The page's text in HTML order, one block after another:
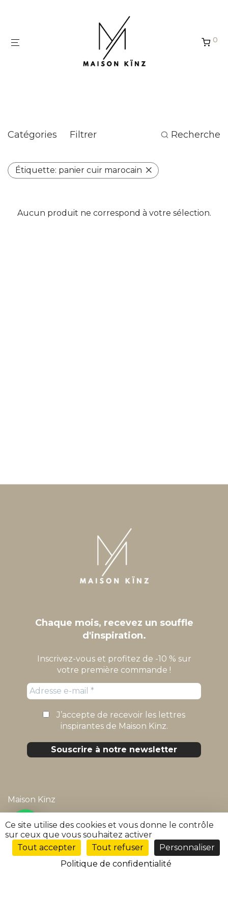
0
Catégories Filtrer Recherche
Étiquette: panier cuir marocain
Aucun produit ne correspond à votre sélection.
Chaque mois, recevez un souffle
d'inspiration.
Inscrivez-vous et profitez de -10 % sur
votre première commande !
J’accepte de recevoir les lettres
inspirantes de Maison Kïnz.
Maison Kïnz
Mentions légales
Politique de confidentialité
Conditions générales de vente
FR
Ce site utilise des cookies et vous donne le contrôle
sur ceux que vous souhaitez activer
Tout accepter
Tout refuser
Personnaliser
Politique de confidentialité